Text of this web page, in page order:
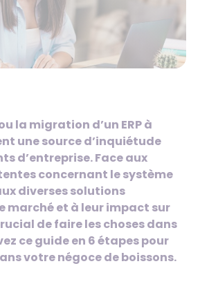
la migration d’un ERP à
une source d’inquiétude
d’entreprise. Face aux
concernant le système
diverses solutions
marché et à leur impact sur
de faire les choses dans
ce guide en 6 étapes pour
votre négoce de boissons.